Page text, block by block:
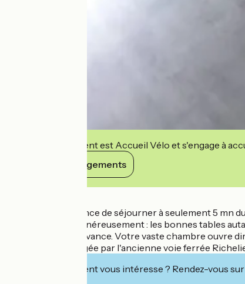
Cet établissement est Accueil Vélo et s'engage à
Voir ses engagements
Vous aurez la chance de séjourner à seulement 5 mn
quotidien offre généreusement : les bonnes tables
minimum 24H à l'avance. Votre vaste chambre
propriété est longée par l'ancienne voie ferrée
Cet établissement vous intéresse ? Rendez-vous